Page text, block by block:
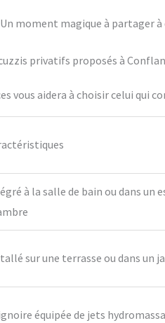
moment magique à partager à
privatifs proposés à
vous aidera à choisir celui qui
à la salle de bain ou dans un
sur une terrasse ou dans un
équipée de jets